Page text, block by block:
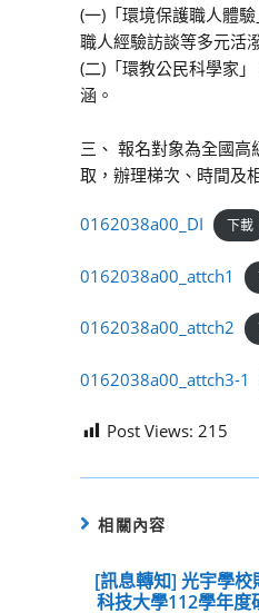
(一)「環境保護職人體
職人經驗訪談等多元活
(二)「環教公民科學家
涵。
三、 報名對象為全國
取，辦理梯次、時間及
0162038a00_DI 下載
0162038a00_attch1
0162038a00_attch2
0162038a00_attch3-1
Post Views: 215
相關內容
[訊息轉知] 光宇學
科技大學112學年度